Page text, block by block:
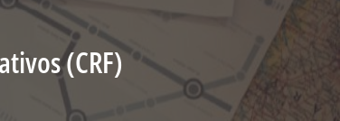
(CRF)​​​​​​​